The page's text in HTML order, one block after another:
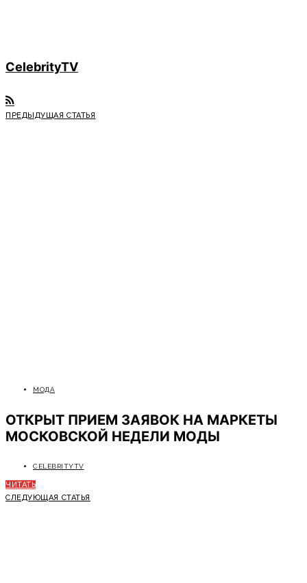
CelebrityTV
ПРЕДЫДУЩАЯ СТАТЬЯ
МОДА
ОТКРЫТ ПРИЕМ ЗАЯВОК НА МАРКЕТЫ
МОСКОВСКОЙ НЕДЕЛИ МОДЫ
CELEBRITYTV
ЧИТАТЬ
СЛЕДУЮЩАЯ СТАТЬЯ